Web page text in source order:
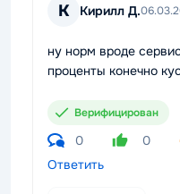
К Кирилл Д.
ну норм вроде
проценты конечно
Верифицирован
0 0
Ответить